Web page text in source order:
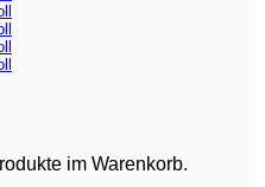
im Warenkorb.